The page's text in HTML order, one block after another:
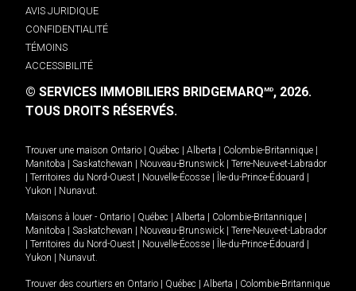
AVIS JURIDIQUE
CONFIDENTIALITÉ
TÉMOINS
ACCESSIBILITÉ
© SERVICES IMMOBILIERS BRIDGEMARQMD, 2026.
TOUS DROITS RÉSERVÉS.
Trouver une maison Ontario Québec Alberta Colombie-Britannique
Manitoba
Saskatchewan Nouveau-Brunswick
Terre-Neuve-et-Labrador
Territoires du Nord-Ouest Nouvelle-Écosse Île-du-Prince-Édouard
Yukon
Nunavut.
Maisons à louer - Ontario Québec Alberta Colombie-Britannique
Manitoba
Saskatchewan Nouveau-Brunswick
Terre-Neuve-et-Labrador
Territoires du Nord-Ouest Nouvelle-Écosse Île-du-Prince-Édouard
Yukon
Nunavut.
Trouver des courtiers en Ontario Québec Alberta
Colombie-Britannique